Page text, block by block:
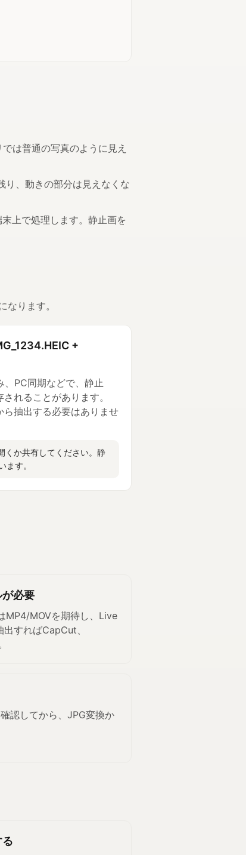
は普通の写真のように見え
、動きの部分は見えなくな
上で処理します。静止画を
ります。
+
PC同期などで、静止
れることがあります。
抽出する必要はありませ
くか共有してください。静
ます。
必要
MP4/MOVを期待し、Live
すればCapCut、
認してから、JPG変換か